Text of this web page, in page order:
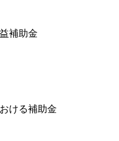
補助金
ける補助金